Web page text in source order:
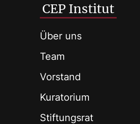
CEP Institut
Über uns
Team
Vorstand
Kuratorium
Stiftungsrat